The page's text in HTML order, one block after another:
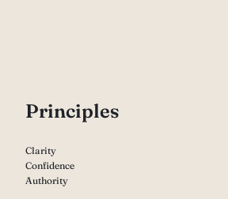
Principles
Clarity
Confidence
Authority